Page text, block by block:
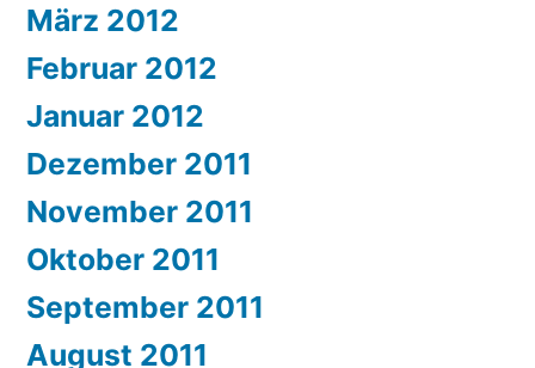
März 2012
Februar 2012
Januar 2012
Dezember 2011
November 2011
Oktober 2011
September 2011
August 2011